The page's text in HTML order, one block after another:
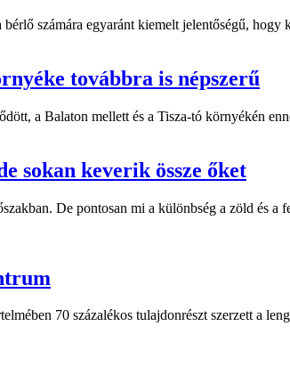
számára egyaránt kiemelt jelentőségű, hogy
továbbra is népszerű
a Balaton mellett és a Tisza-tó környékén
sokan keverik össze őket
De pontosan mi a különbség a zöld és
70 százalékos tulajdonrészt szerzett a